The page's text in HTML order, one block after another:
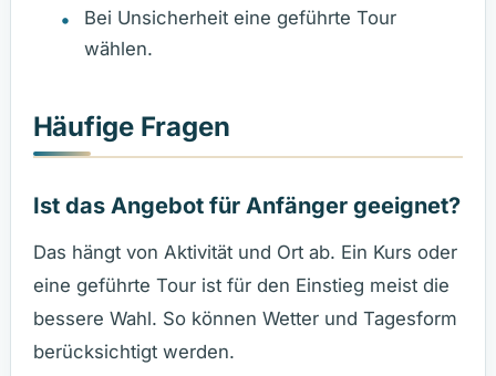
Bei Unsicherheit eine geführte Tour
wählen.
Häufige Fragen
Ist das Angebot für Anfänger geeignet?
Das hängt von Aktivität und Ort ab. Ein Kurs oder
eine geführte Tour ist für den Einstieg meist die
bessere Wahl. So können Wetter und Tagesform
berücksichtigt werden.